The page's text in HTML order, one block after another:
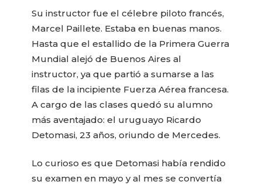
Su instructor fue el célebre piloto francés,
Marcel Paillete. Estaba en buenas manos.
Hasta que el estallido de la Primera Guerra
Mundial alejó de Buenos Aires al
instructor, ya que partió a sumarse a las
filas de la incipiente Fuerza Aérea francesa.
A cargo de las clases quedó su alumno
más aventajado: el uruguayo Ricardo
Detomasi, 23 años, oriundo de Mercedes.
Lo curioso es que Detomasi había rendido
su examen en mayo y al mes se convertía